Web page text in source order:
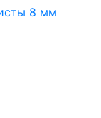
8 мм